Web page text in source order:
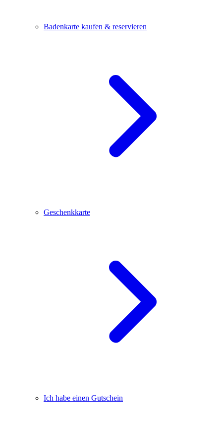
Badenkarte kaufen & reservieren
Geschenkkarte
Ich habe einen Gutschein